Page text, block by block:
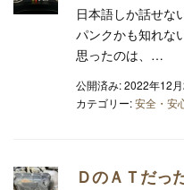
日本語しか話せ
パンクかも知れな
思ったのは、…
公開済み: 2022年12
カテゴリー:安全・安
ＤのＡＴだっ